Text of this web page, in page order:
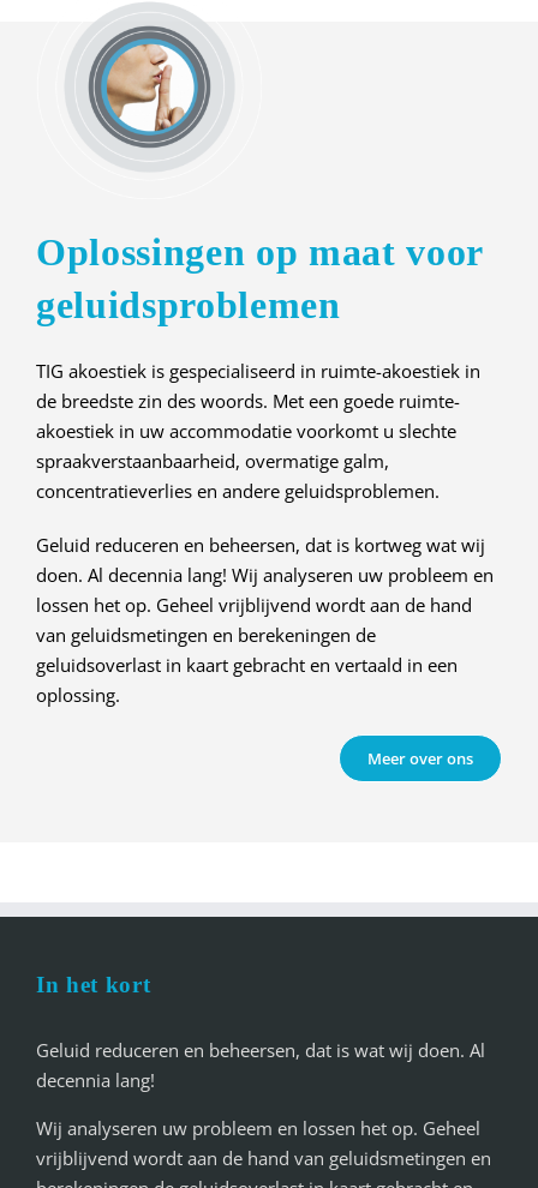
Oplossingen op maat voor
geluidsproblemen
TIG akoestiek is gespecialiseerd in ruimte-akoestiek in
de breedste zin des woords. Met een goede ruimte-
akoestiek in uw accommodatie voorkomt u slechte
spraakverstaanbaarheid, overmatige galm,
concentratieverlies en andere geluidsproblemen.
Geluid reduceren en beheersen, dat is kortweg wat wij
doen. Al decennia lang! Wij analyseren uw probleem en
lossen het op. Geheel vrijblijvend wordt aan de hand
van geluidsmetingen en berekeningen de
geluidsoverlast in kaart gebracht en vertaald in een
oplossing.
Meer over ons
In het kort
Geluid reduceren en beheersen, dat is wat wij doen. Al
decennia lang!
Wij analyseren uw probleem en lossen het op. Geheel
vrijblijvend wordt aan de hand van geluidsmetingen en